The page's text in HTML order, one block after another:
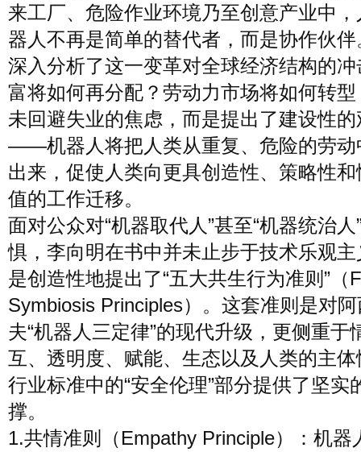
来工厂、危险作业环境乃至创意产业中
器人不再是简单的替代者，而是协作伙
深入分析了这一变革对全球经济结构的
富将如何再分配？劳动力市场将如何转
未回避失业的焦虑，而是提出了建设性的
——机器人将把人类从重复、危险的劳动
出来，促使人类向更具创造性、策略性
值的工作迁移。
面对公众对“机器取代人”甚至“机器统治人
惧，李向明在书中并未止步于技术乐观
是创造性地提出了“五大共生行为准则”（
Symbiosis Principles）。这套准则是对
夫“机器人三定律”的现代升级，更侧重于
互、透明度、赋能、生态以及人类的主
行业标准中的“安全伦理”部分提供了坚实
撑。
1.共情准则（Empathy Principle）：机器